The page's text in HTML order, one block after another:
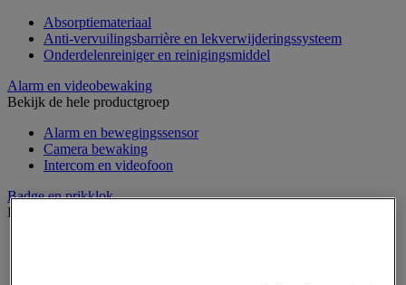
Absorptiemateriaal
Anti-vervuilingsbarrière en lekverwijderingssysteem
Onderdelenreiniger en reinigingsmiddel
Alarm en videobewaking
Bekijk de hele productgroep
Alarm en bewegingssensor
Camera bewaking
Intercom en videofoon
Badge en prikklok
Bekijk de hele productgroep